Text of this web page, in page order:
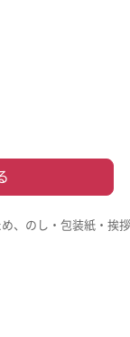
、のし・包装紙・挨